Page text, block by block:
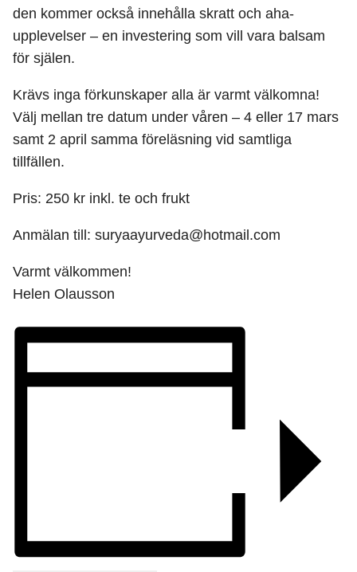
den kommer också innehålla skratt och aha-
upplevelser – en investering som vill vara balsam
för själen.
Krävs inga förkunskaper alla är varmt välkomna!
Välj mellan tre datum under våren – 4 eller 17 mars
samt 2 april samma föreläsning vid samtliga
tillfällen.
Pris: 250 kr inkl. te och frukt
Anmälan till: suryaayurveda@hotmail.com
Varmt välkommen!
Helen Olausson